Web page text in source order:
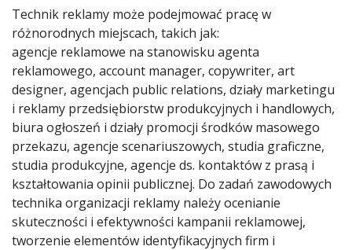
Technik reklamy może podejmować pracę w
różnorodnych miejscach, takich jak:
agencje reklamowe na stanowisku agenta
reklamowego, account manager, copywriter, art
designer, agencjach public relations, działy marketingu
i reklamy przedsiębiorstw produkcyjnych i handlowych,
biura ogłoszeń i działy promocji środków masowego
przekazu, agencje scenariuszowych, studia graficzne,
studia produkcyjne, agencje ds. kontaktów z prasą i
kształtowania opinii publicznej. Do zadań zawodowych
technika organizacji reklamy należy ocenianie
skuteczności i efektywności kampanii reklamowej,
tworzenie elementów identyfikacyjnych firm i